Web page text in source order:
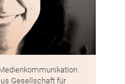
Gesellschaft für